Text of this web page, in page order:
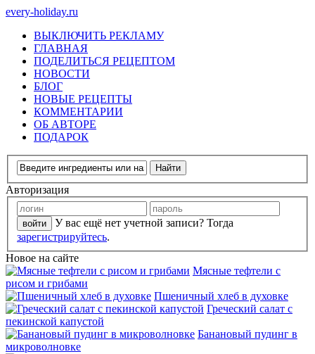
every-holiday.ru
ВЫКЛЮЧИТЬ РЕКЛАМУ
ГЛАВНАЯ
ПОДЕЛИТЬСЯ РЕЦЕПТОМ
НОВОСТИ
БЛОГ
НОВЫЕ РЕЦЕПТЫ
КОММЕНТАРИИ
ОБ АВТОРЕ
ПОДАРОК
Авторизация
У вас ещё нет учетной записи? Тогда
зарегистрируйтесь.
Новое на сайте
Мясные тефтели с
рисом и грибами
Пшеничный хлеб в духовке
Греческий салат с
пекинской капустой
Банановый пудинг в
микроволновке